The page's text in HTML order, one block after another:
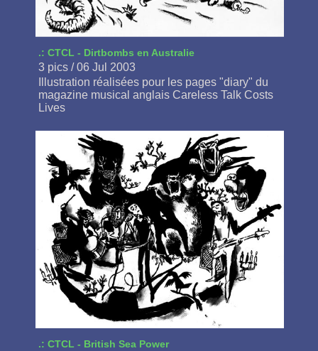
.: CTCL - Dirtbombs en Australie
3 pics / 06 Jul 2003
Illustration réalisées pour les pages "diary" du
magazine musical anglais Careless Talk Costs
Lives
.: CTCL - British Sea Power